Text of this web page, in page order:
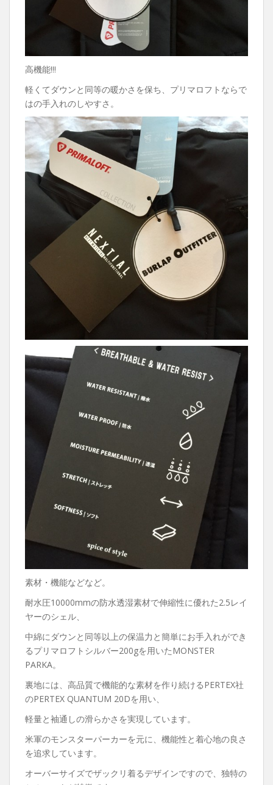
高機能!!!
軽くてダウンと同等の暖かさを保ち、プリマロフトならで
はの手入れのしやすさ。
素材・機能などなど。
耐水圧10000mmの防水透湿素材で伸縮性に優れた2.5レイ
ヤーのシェル、
中綿にダウンと同等以上の保温力と簡単にお手入れができ
るプリマロフトシルバー200gを用いたMONSTER
PARKA。
裏地には、高品質で機能的な素材を作り続けるPERTEX社
のPERTEX QUANTUM 20Dを用い、
軽量と袖通しの滑らかさを実現しています。
米軍のモンスターパーカーを元に、機能性と着心地の良さ
を追求しています。
オーバーサイズでザックリ着るデザインですので、独特の